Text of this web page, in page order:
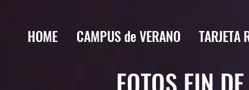
HOME CAMPUS de VERANO TARJETA
FOTOS FIN